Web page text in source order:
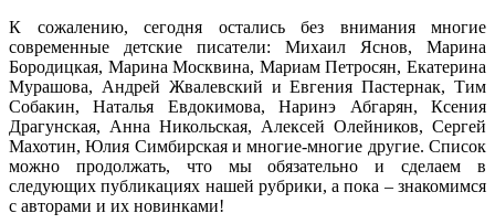
К сожалению, сегодня остались без внимания многие
современные детские писатели: Михаил Яснов, Марина
Бородицкая, Марина Москвина, Мариам Петросян, Екатерина
Мурашова, Андрей Жвалевский и Евгения Пастернак, Тим
Собакин, Наталья Евдокимова, Наринэ Абгарян, Ксения
Драгунская, Анна Никольская, Алексей Олейников, Сергей
Махотин, Юлия Симбирская и многие-многие другие. Список
можно продолжать, что мы обязательно и сделаем в
следующих публикациях нашей рубрики, а пока – знакомимся
с авторами и их новинками!